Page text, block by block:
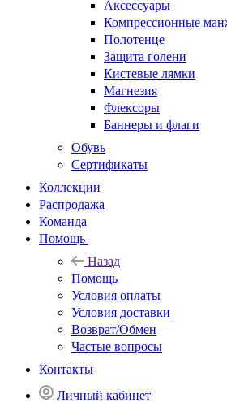
Аксессуары
Компрессионные
Полотенце
Защита голени
Кистевые лямки
Магнезия
Флексоры
Баннеры и флаги
Обувь
Сертификаты
Коллекции
Распродажа
Команда
Помощь
Назад
Помощь
Условия оплаты
Условия доставки
Возврат/Обмен
Частые вопросы
Контакты
Личный кабинет